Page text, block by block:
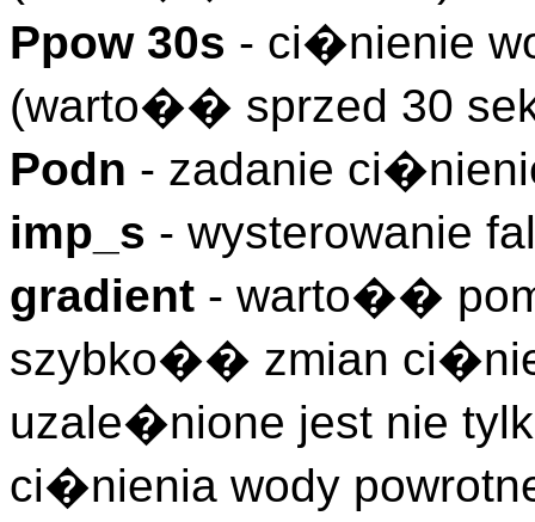
Ppow 30s - ci�nienie
(warto�� sprzed 30
Podn - zadanie
imp_s - wysterowanie
gradient - warto��
szybko�� zmian
uzale�nione jest nie
ci�nienia wody